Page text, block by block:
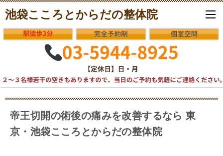
池袋こころとからだの整体院
帝王切開の術後の痛みを改善するなら 東
京・池袋こころとからだの整体院